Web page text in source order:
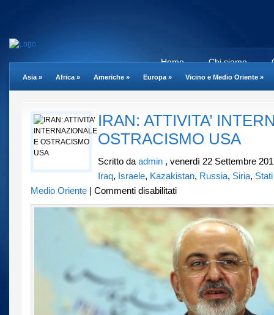
Chi siamo
Home
Asia » Africa » Americhe » Europa » Vicino e Medio Oriente »
IRAN: ATTIVITA’
OSTRACISMO USA
Scritto da admin , venerdì 22 Settembre
Iraq, Israele, Kazakistan, Russia, Siria,
Medio Oriente
Commenti disabilitatisu
ATTIVITA’
INTERNAZIONALE
OSTRACISMO
USA